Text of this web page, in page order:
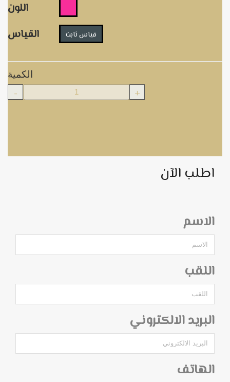
اللون
القياس
قياس ثابت
الكمية
- +
اطلب الآن
الاسم
اللقب
البريد الالكتروني
الهاتف